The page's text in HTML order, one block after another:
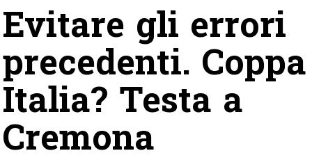
Evitare gli errori
precedenti. Coppa
Italia? Testa a
Cremona